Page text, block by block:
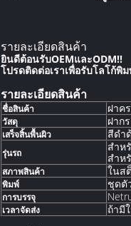
รายละเอียดสินค้า
ยินดีต้อนรับOEMและODM!!
โปรดติดต่อเราเพื่อรับโลโก้พิ
รายละเอียดสินค้า
ชื่อสินค้า ฝาค
วัสดุ ฝาก
เสร็จสิ้นพื้นผิว สีดำ
รุ่นรถ
สำห
สำห
สภาพสินค้า ในส
พิมพ์ ชุดตั
การบรรจุ
เวลาจัดส่ง
ถ้ามี